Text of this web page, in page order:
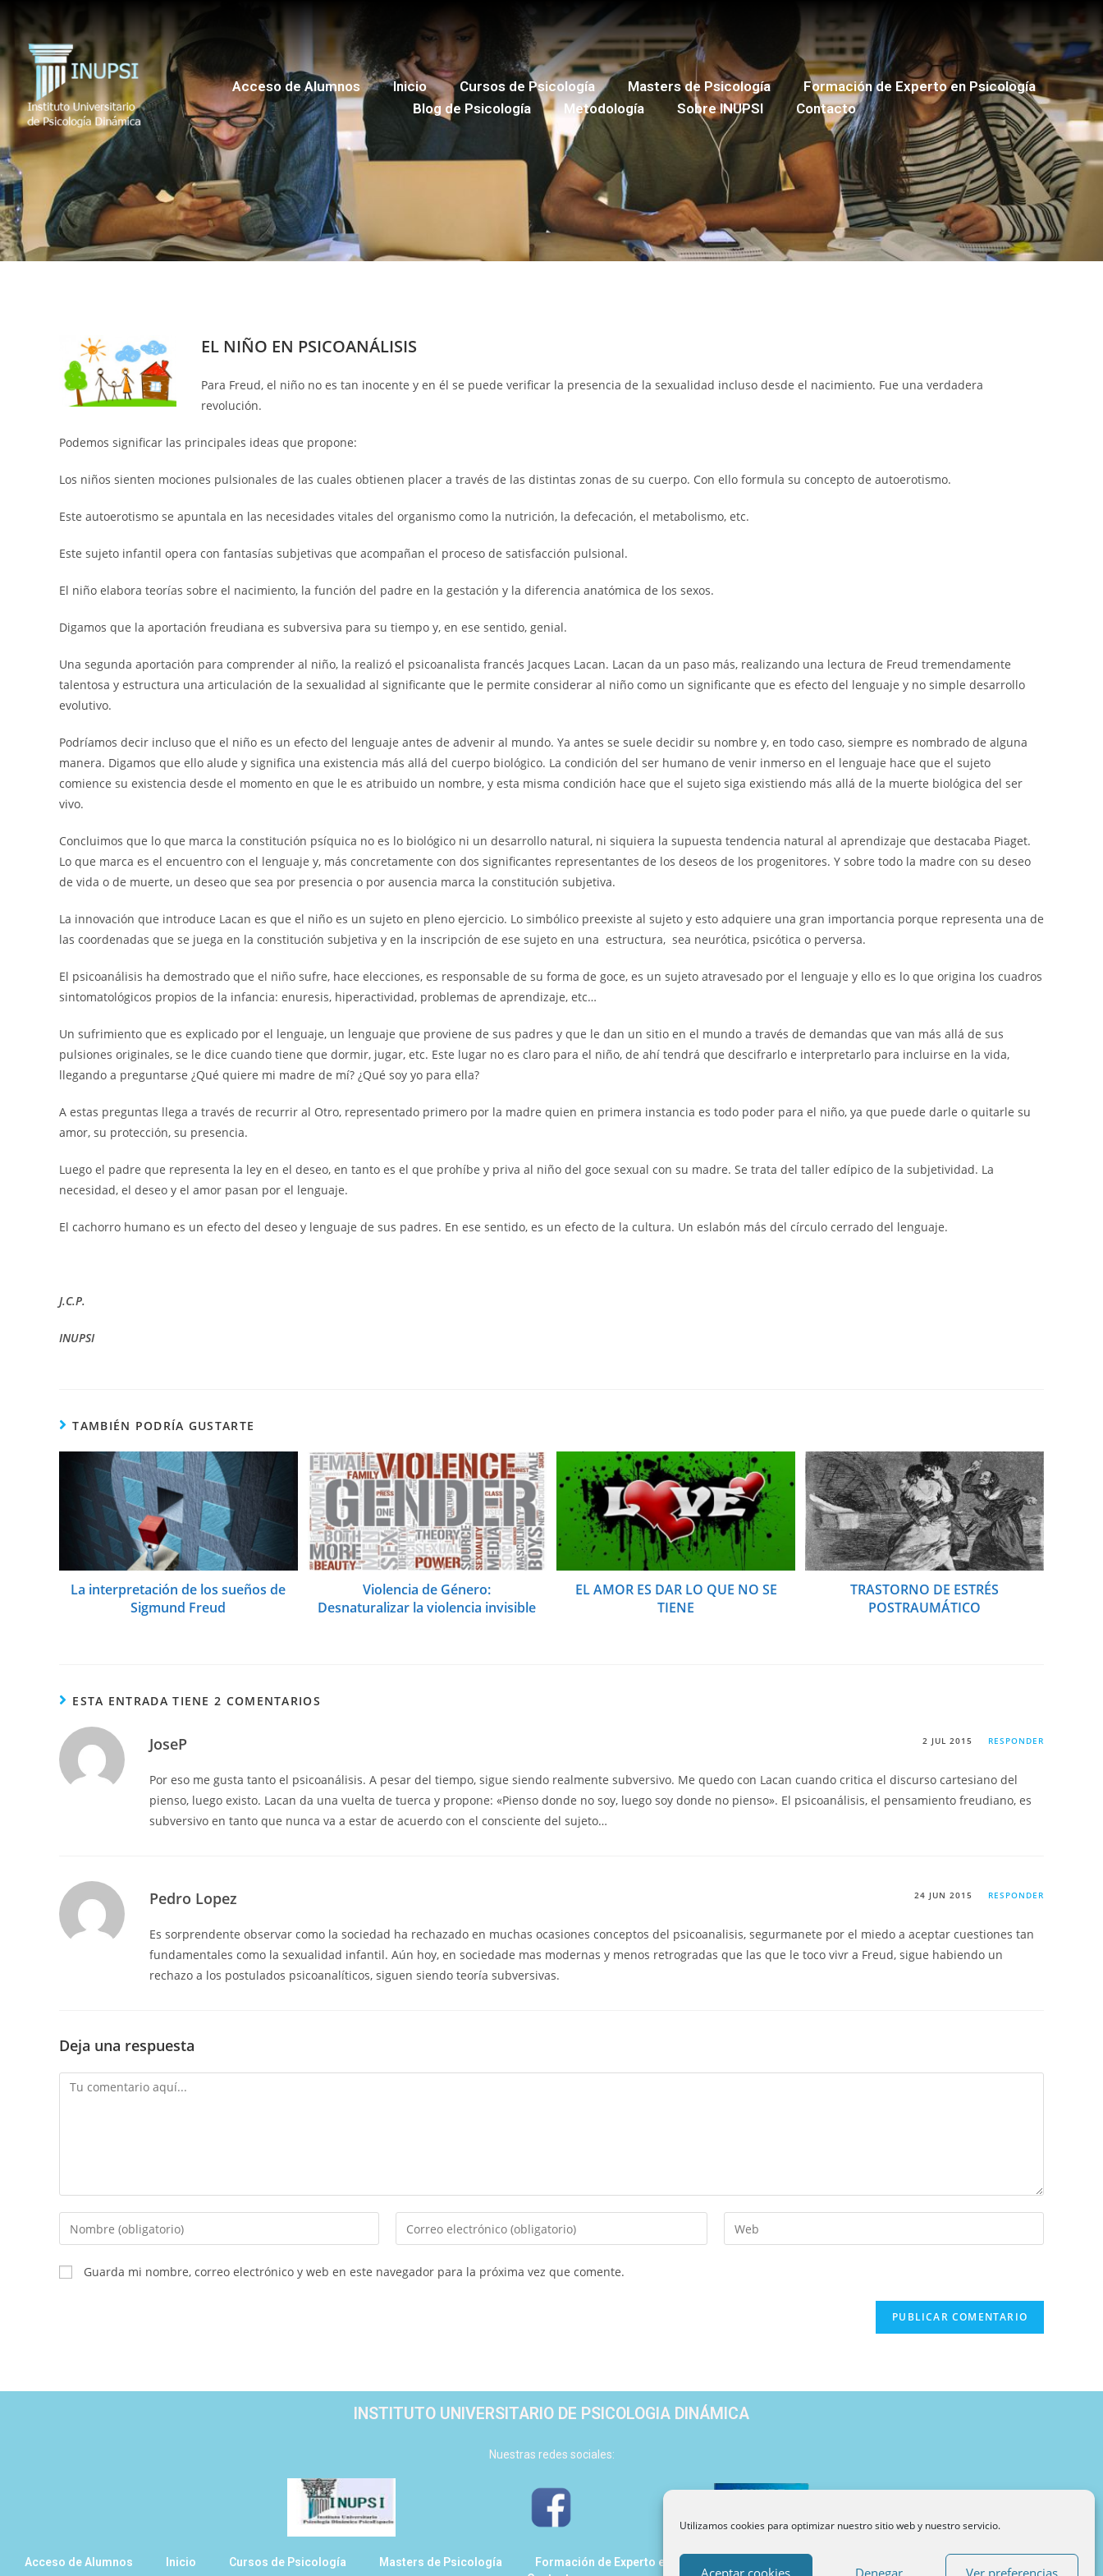
Utilizamos cookies para optimizar nuestro sitio web y nuestro servicio.
Aceptar cookies Denegar Ver preferencias
Acceso de Alumnos Inicio Cursos de Psicología Masters de Psicología
Formación de Experto en Psicología
Blog de Psicología
Metodología Sobre INUPSI Contacto
EL NIÑO EN PSICOANÁLISIS
Para Freud, el niño no es tan inocente y en él se puede verificar la presencia de la sexualidad incluso desde el nacimiento. Fue una verdadera
revolución.
Podemos significar las principales ideas que propone:
Los niños sienten mociones pulsionales de las cuales obtienen placer a través de las distintas zonas de su cuerpo. Con ello formula su concepto de autoerotismo.
Este autoerotismo se apuntala en las necesidades vitales del organismo como la nutrición, la defecación, el metabolismo, etc.
Este sujeto infantil opera con fantasías subjetivas que acompañan el proceso de satisfacción pulsional.
El niño elabora teorías sobre el nacimiento, la función del padre en la gestación y la diferencia anatómica de los sexos.
Digamos que la aportación freudiana es subversiva para su tiempo y, en ese sentido, genial.
Una segunda aportación para comprender al niño, la realizó el psicoanalista francés Jacques Lacan. Lacan da un paso más, realizando una lectura de Freud tremendamente
talentosa y estructura una articulación de la sexualidad al significante que le permite considerar al niño como un significante que es efecto del lenguaje y no simple desarrollo
evolutivo.
Podríamos decir incluso que el niño es un efecto del lenguaje antes de advenir al mundo. Ya antes se suele decidir su nombre y, en todo caso, siempre es nombrado de alguna
manera. Digamos que ello alude y significa una existencia más allá del cuerpo biológico. La condición del ser humano de venir inmerso en el lenguaje hace que el sujeto
comience su existencia desde el momento en que le es atribuido un nombre, y esta misma condición hace que el sujeto siga existiendo más allá de la muerte biológica del ser
vivo.
Concluimos que lo que marca la constitución psíquica no es lo biológico ni un desarrollo natural, ni siquiera la supuesta tendencia natural al aprendizaje que destacaba Piaget.
Lo que marca es el encuentro con el lenguaje y, más concretamente con dos significantes representantes de los deseos de los progenitores. Y sobre todo la madre con su deseo
de vida o de muerte, un deseo que sea por presencia o por ausencia marca la constitución subjetiva.
La innovación que introduce Lacan es que el niño es un sujeto en pleno ejercicio. Lo simbólico preexiste al sujeto y esto adquiere una gran importancia porque representa una de
las coordenadas que se juega en la constitución subjetiva y en la inscripción de ese sujeto en una estructura, sea neurótica, psicótica o perversa.
El psicoanálisis ha demostrado que el niño sufre, hace elecciones, es responsable de su forma de goce, es un sujeto atravesado por el lenguaje y ello es lo que origina los cuadros
sintomatológicos propios de la infancia: enuresis, hiperactividad, problemas de aprendizaje, etc…
Un sufrimiento que es explicado por el lenguaje, un lenguaje que proviene de sus padres y que le dan un sitio en el mundo a través de demandas que van más allá de sus
pulsiones originales, se le dice cuando tiene que dormir, jugar, etc. Este lugar no es claro para el niño, de ahí tendrá que descifrarlo e interpretarlo para incluirse en la vida,
llegando a preguntarse ¿Qué quiere mi madre de mí? ¿Qué soy yo para ella?
A estas preguntas llega a través de recurrir al Otro, representado primero por la madre quien en primera instancia es todo poder para el niño, ya que puede darle o quitarle su
amor, su protección, su presencia.
Luego el padre que representa la ley en el deseo, en tanto es el que prohíbe y priva al niño del goce sexual con su madre. Se trata del taller edípico de la subjetividad. La
necesidad, el deseo y el amor pasan por el lenguaje.
El cachorro humano es un efecto del deseo y lenguaje de sus padres. En ese sentido, es un efecto de la cultura. Un eslabón más del círculo cerrado del lenguaje.
J.C.P.
INUPSI
TAMBIÉN PODRÍA GUSTARTE
La interpretación de los sueños de
Sigmund Freud
Violencia de Género:
Desnaturalizar la violencia invisible
EL AMOR ES DAR LO QUE NO SE
TIENE
TRASTORNO DE ESTRÉS
POSTRAUMÁTICO
ESTA ENTRADA TIENE 2 COMENTARIOS
JoseP 2 JUL 2015 RESPONDER
Por eso me gusta tanto el psicoanálisis. A pesar del tiempo, sigue siendo realmente subversivo. Me quedo con Lacan cuando critica el discurso cartesiano del
pienso, luego existo. Lacan da una vuelta de tuerca y propone: «Pienso donde no soy, luego soy donde no pienso». El psicoanálisis, el pensamiento freudiano, es
subversivo en tanto que nunca va a estar de acuerdo con el consciente del sujeto…
Pedro Lopez 24 JUN 2015 RESPONDER
Es sorprendente observar como la sociedad ha rechazado en muchas ocasiones conceptos del psicoanalisis, segurmanete por el miedo a aceptar cuestiones tan
fundamentales como la sexualidad infantil. Aún hoy, en sociedade mas modernas y menos retrogradas que las que le toco vivr a Freud, sigue habiendo un
rechazo a los postulados psicoanalíticos, siguen siendo teoría subversivas.
Deja una respuesta
Guarda mi nombre, correo electrónico y web en este navegador para la próxima vez que comente.
INSTITUTO UNIVERSITARIO DE PSICOLOGIA DINÁMICA
Nuestras redes sociales:
Acceso de Alumnos Inicio Cursos de Psicología Masters de Psicología Formación de Experto en Psicología Blog de Psicología Metodología
Sobre INUPSI